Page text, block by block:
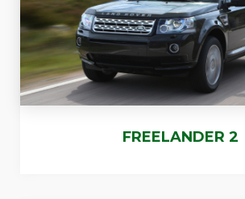
FREELANDER 2